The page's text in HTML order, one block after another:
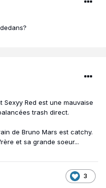
Sexyy Red est une mauvaise
trash direct.
de Bruno Mars est catchy.
et sa grande soeur...
3